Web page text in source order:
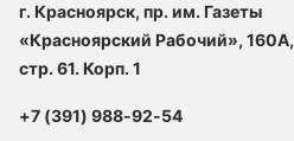
г. Красноярск, пр. им. Газеты
«Красноярский Рабочий», 160А,
стр. 61. Корп. 1
+7 (391) 988-92-54